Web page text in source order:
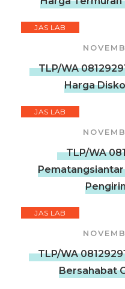
JAS LAB
TLP/WA
Harga
JAS LAB
TLP/WA
Pematangsiantar
JAS LAB
TLP/WA
Bersahabat